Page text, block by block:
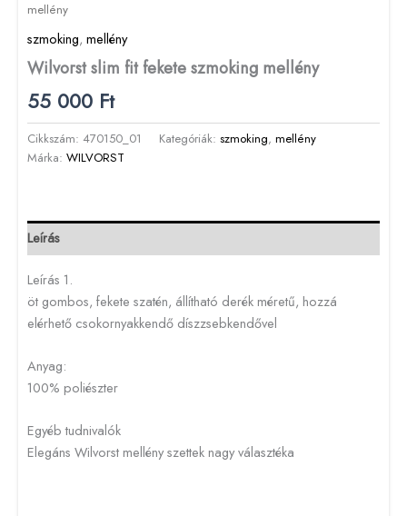
mellény
szmoking, mellény
Wilvorst slim fit fekete szmoking mellény
55 000 Ft
Cikkszám: 470150_01 Kategóriák: szmoking, mellény
Márka: WILVORST
Leírás
Leírás 1.
öt gombos, fekete szatén, állítható derék méretű, hozzá
elérhető csokornyakkendő díszzsebkendővel
Anyag:
100% poliészter
Egyéb tudnivalók
Elegáns Wilvorst mellény szettek nagy választéka